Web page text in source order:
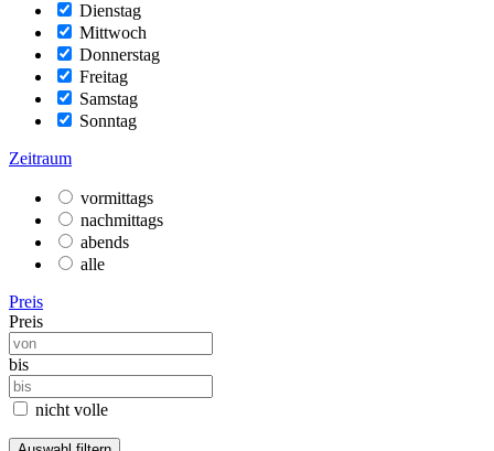
Dienstag
Mittwoch
Donnerstag
Freitag
Samstag
Sonntag
Zeitraum
vormittags
nachmittags
abends
alle
Preis
Preis
bis
nicht volle